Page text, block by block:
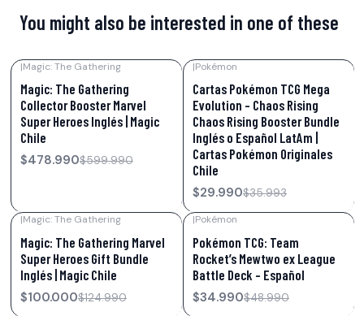
You might also be interested in one of these
|Magic: The Gathering
Magic: The Gathering
Collector Booster Marvel
Super Heroes Inglés | Magic
Chile
$478.990$599.990
|Pokémon
Cartas Pokémon TCG Mega
Evolution – Chaos Rising
Chaos Rising Booster Bundle
Inglés o Español LatAm |
Cartas Pokémon Originales
Chile
$29.990$35.993
|Magic: The Gathering
Magic: The Gathering Marvel
Super Heroes Gift Bundle
Inglés | Magic Chile
$100.000$124.990
|Pokémon
Pokémon TCG: Team
Rocket’s Mewtwo ex League
Battle Deck – Español
$34.990$48.990